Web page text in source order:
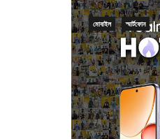
মোবাইল স্মার্টফোন